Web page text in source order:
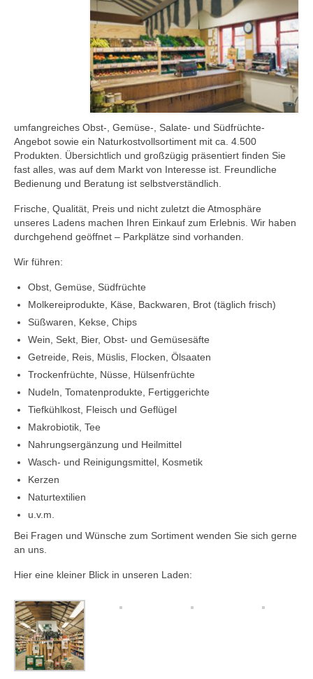
umfangreiches Obst-, Gemüse-, Salate- und Südfrüchte-
Angebot sowie ein Naturkostvollsortiment mit ca. 4.500
Produkten. Übersichtlich und großzügig präsentiert finden Sie
fast alles, was auf dem Markt von Interesse ist. Freundliche
Bedienung und Beratung ist selbstverständlich.
Frische, Qualität, Preis und nicht zuletzt die Atmosphäre
unseres Ladens machen Ihren Einkauf zum Erlebnis. Wir haben
durchgehend geöffnet – Parkplätze sind vorhanden.
Wir führen:
Obst, Gemüse, Südfrüchte
Molkereiprodukte, Käse, Backwaren, Brot (täglich frisch)
Süßwaren, Kekse, Chips
Wein, Sekt, Bier, Obst- und Gemüsesäfte
Getreide, Reis, Müslis, Flocken, Ölsaaten
Trockenfrüchte, Nüsse, Hülsenfrüchte
Nudeln, Tomatenprodukte, Fertiggerichte
Tiefkühlkost, Fleisch und Geflügel
Makrobiotik, Tee
Nahrungsergänzung und Heilmittel
Wasch- und Reinigungsmittel, Kosmetik
Kerzen
Naturtextilien
u.v.m.
Bei Fragen und Wünsche zum Sortiment wenden Sie sich gerne
an uns.
Hier eine kleiner Blick in unseren Laden: